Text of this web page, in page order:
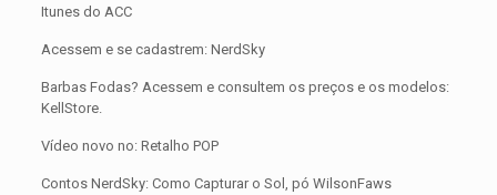
Itunes do ACC
Acessem e se cadastrem: NerdSky
Barbas Fodas? Acessem e consultem os preços e os modelos:
KellStore.
Vídeo novo no: Retalho POP
Contos NerdSky: Como Capturar o Sol, pó WilsonFaws